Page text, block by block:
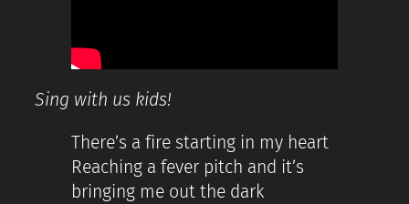
Sing with us kids!
There’s a fire starting in my heart
Reaching a fever pitch and it’s
bringing me out the dark